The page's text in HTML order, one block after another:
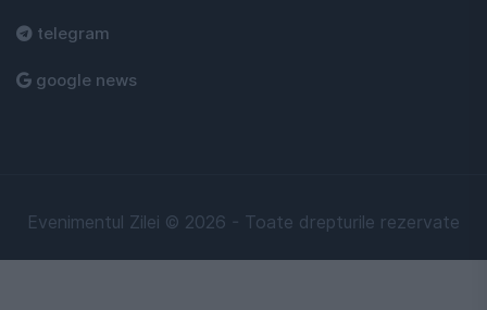
telegram
google news
Evenimentul Zilei © 2026 - Toate drepturile rezervate